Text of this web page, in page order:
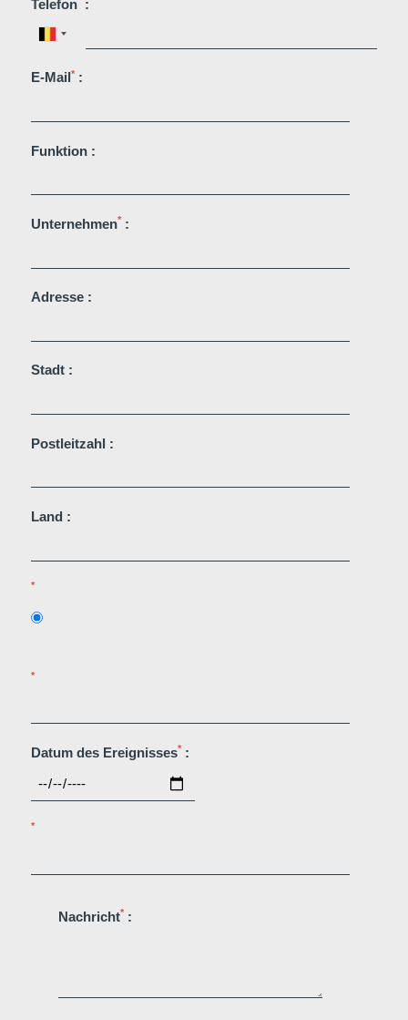
Telefon :
E-Mail*:
Funktion :
Unternehmen*:
Adresse :
Stadt :
Postleitzahl :
Land :
*
*
Datum des Ereignisses*:
*
Nachricht*: